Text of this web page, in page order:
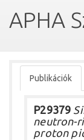
APHA
Publikációk
P29379
neutron-
proton